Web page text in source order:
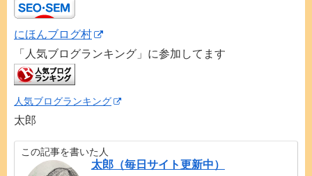
にほんブログ村
「人気ブログランキング」に参加してます
人気ブログランキング
太郎
この記事を書いた人
太郎（毎日サイト更新中）